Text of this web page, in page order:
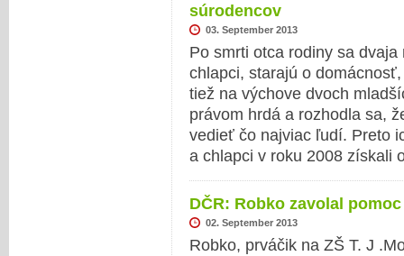
súrodencov
03. September 2013
Po smrti otca rodiny sa
chlapci, starajú o
tiež na výchove dvoch
právom hrdá a rozhodla sa,
vedieť čo najviac ľudí. Preto
a chlapci v roku 2008
DČR: Robko zavolal
02. September 2013
Robko, prváčik na ZŠ T. J